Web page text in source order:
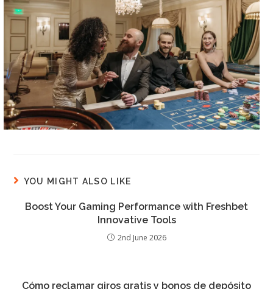
YOU MIGHT ALSO LIKE
Boost Your Gaming Performance with Freshbet
Innovative Tools
2nd June 2026
Cómo reclamar giros gratis y bonos de depósito